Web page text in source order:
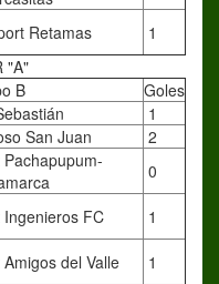
Retamas
1
"A"
B
Goles
1
San Juan
2
0
Ingenieros FC
1
del Valle
1